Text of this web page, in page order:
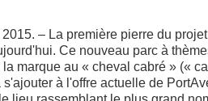
– La première pierre du
Ce nouveau parc à
marque au « cheval cabré » («
à l'offre actuelle de